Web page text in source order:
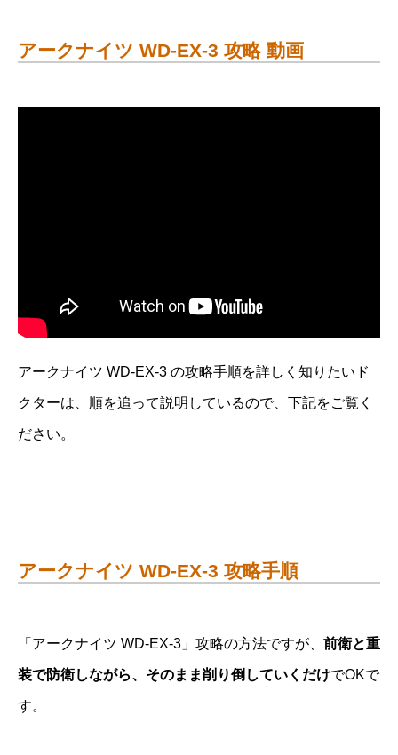
アークナイツ WD-EX-3 攻略 動画
アークナイツ WD-EX-3 の攻略手順を詳しく知りたいド
クターは、順を追って説明しているので、下記をご覧く
ださい。
アークナイツ WD-EX-3 攻略手順
「アークナイツ WD-EX-3」攻略の方法ですが、 前衛と重
装で防衛しながら、そのまま削り倒していくだけでOKで
す。